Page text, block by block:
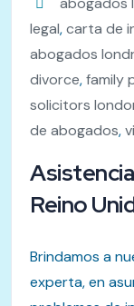
legal,carta de
abogados
divorce,family
solicitors
de abogados,
Reino
Brindamos a
experta, en